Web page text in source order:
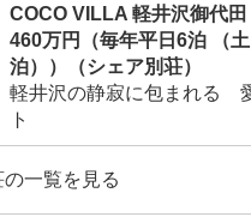
COCO VILLA 軽井沢御代
460万円（毎年平日6泊 （
泊））（シェア別荘）
軽井沢の静寂に包まれる
ト
一覧を見る